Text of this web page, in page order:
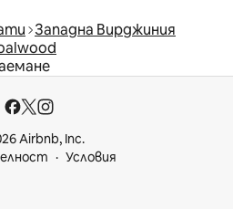
Западна Вирджиния
Airbnb, Inc.
Условия